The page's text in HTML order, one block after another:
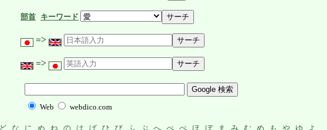
部首 キーワード
=>
=>
Web webdico.com
ど な に ぬ ね の は ば ひ び ふ ぶ へ べ ぺ ほ ぼ, ま み む め も や ゆ よ